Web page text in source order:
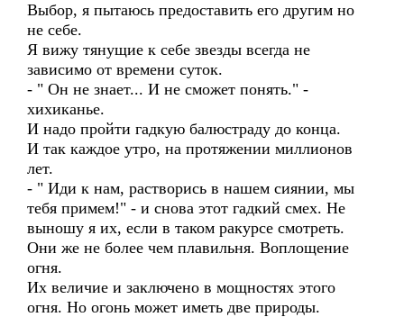
Выбор, я пытаюсь предоставить его другим но
не себе.
Я вижу тянущие к себе звезды всегда не
зависимо от времени суток.
- " Он не знает... И не сможет понять." -
хихиканье.
И надо пройти гадкую балюстраду до конца.
И так каждое утро, на протяжении миллионов
лет.
- " Иди к нам, растворись в нашем сиянии, мы
тебя примем!" - и снова этот гадкий смех. Не
выношу я их, если в таком ракурсе смотреть.
Они же не более чем плавильня. Воплощение
огня.
Их величие и заключено в мощностях этого
огня. Но огонь может иметь две природы.